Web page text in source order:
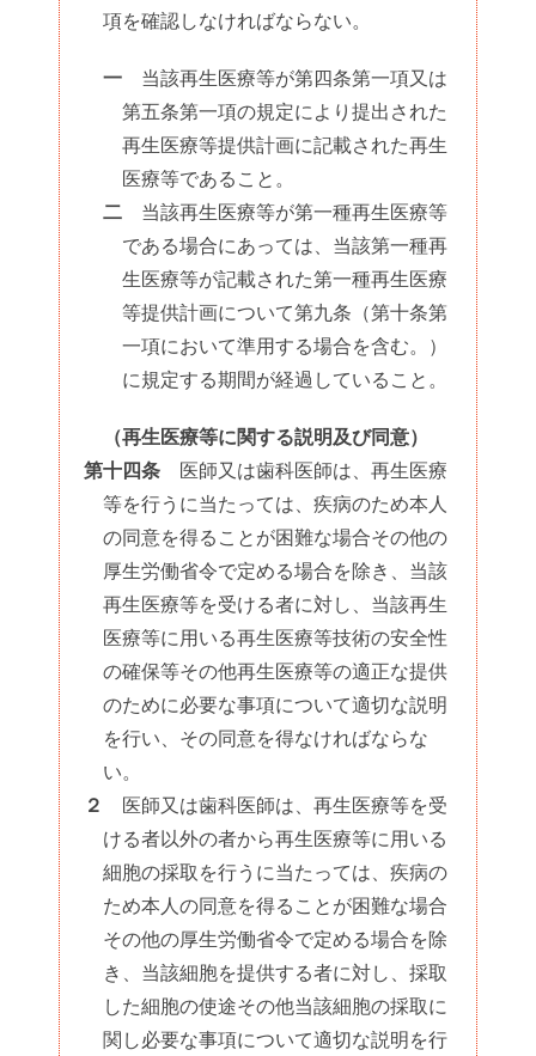
項を確認しなければならない。
一 当該再生医療等が第四条第一項又は
第五条第一項の規定により提出された
再生医療等提供計画に記載された再生
医療等であること。
二 当該再生医療等が第一種再生医療等
である場合にあっては、当該第一種再
生医療等が記載された第一種再生医療
等提供計画について第九条（第十条第
一項において準用する場合を含む。）
に規定する期間が経過していること。
（再生医療等に関する説明及び同意）
第十四条 医師又は歯科医師は、再生医療
等を行うに当たっては、疾病のため本人
の同意を得ることが困難な場合その他の
厚生労働省令で定める場合を除き、当該
再生医療等を受ける者に対し、当該再生
医療等に用いる再生医療等技術の安全性
の確保等その他再生医療等の適正な提供
のために必要な事項について適切な説明
を行い、その同意を得なければならな
い。
２
医師又は歯科医師は、再生医療等を受
ける者以外の者から再生医療等に用いる
細胞の採取を行うに当たっては、疾病の
ため本人の同意を得ることが困難な場合
その他の厚生労働省令で定める場合を除
き、当該細胞を提供する者に対し、採取
した細胞の使途その他当該細胞の採取に
関し必要な事項について適切な説明を行